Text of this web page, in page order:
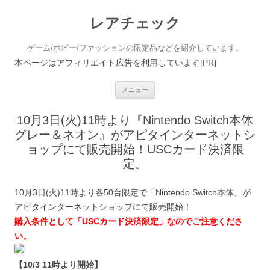
レアチェック
ゲーム/ホビー/ファッションの限定品などを紹介しています。
本ページはアフィリエイト広告を利用しています[PR]
メニュー
10月3日(火)11時より『Nintendo Switch本体
グレー＆ネオン』がアピタインターネットシ
ョップにて販売開始！USCカード決済限
定。
10月3日(火)11時より各50台限定で「Nintendo Switch本体」が
アピタインターネットショップにて販売開始！
購入条件として「USCカード決済限定」なのでご注意くださ
い。
【10/3 11時より開始】